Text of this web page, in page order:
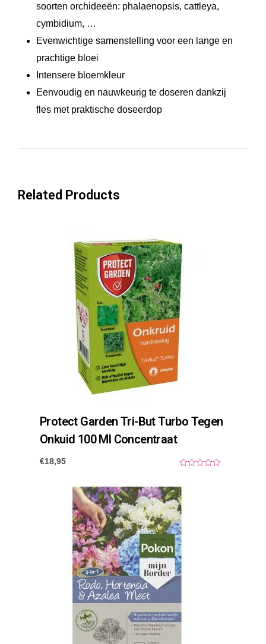
soorten orchideeën: phalaenopsis, cattleya,
cymbidium, …
Evenwichtige samenstelling voor een lange en
prachtige bloei
Intensere bloemkleur
Eenvoudig en nauwkeurig te doseren dankzij
fles met praktische doseerdop
Related Products
Protect Garden Tri-But Turbo Tegen
Onkuid 100 Ml Concentraat
€18,95
u
t
o
f
5